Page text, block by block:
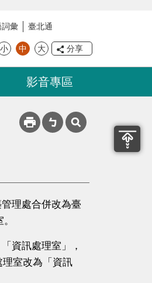
詞彙 臺北通
小 中 大 分享
影音專區
理處合併改為臺
。
資訊處理室」，
室改為「資訊